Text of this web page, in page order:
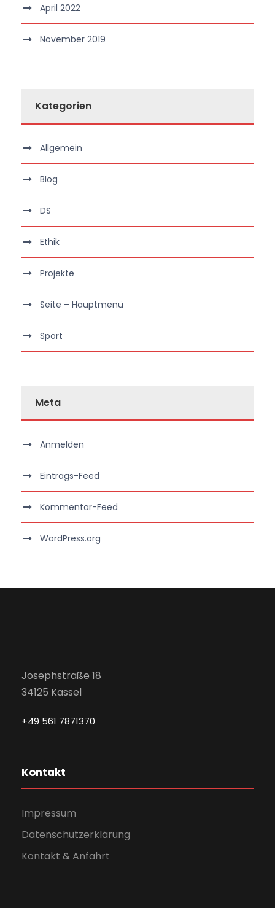
April 2022
November 2019
Kategorien
Allgemein
Blog
DS
Ethik
Projekte
Seite – Hauptmenü
Sport
Meta
Anmelden
Eintrags-Feed
Kommentar-Feed
WordPress.org
Josephstraße 18
34125 Kassel
+49 561 7871370
Kontakt
Impressum
Datenschutzerklärung
Kontakt & Anfahrt